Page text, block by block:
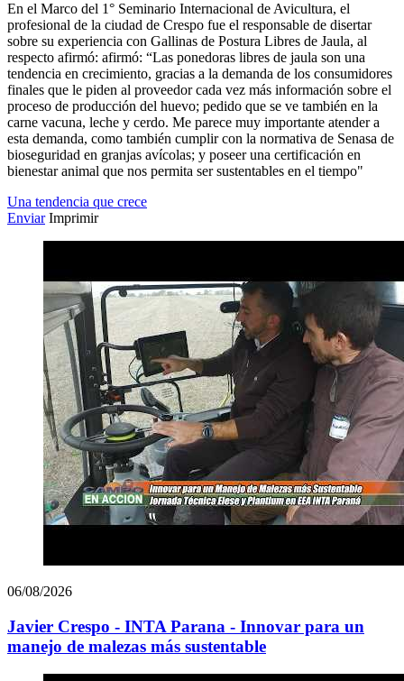
En el Marco del 1° Seminario Internacional de Avicultura, el
profesional de la ciudad de Crespo fue el responsable de disertar
sobre su experiencia con Gallinas de Postura Libres de Jaula, al
respecto afirmó: afirmó: “Las ponedoras libres de jaula son una
tendencia en crecimiento, gracias a la demanda de los consumidores
finales que le piden al proveedor cada vez más información sobre el
proceso de producción del huevo; pedido que se ve también en la
carne vacuna, leche y cerdo. Me parece muy importante atender a
esta demanda, como también cumplir con la normativa de Senasa de
bioseguridad en granjas avícolas; y poseer una certificación en
bienestar animal que nos permita ser sustentables en el tiempo"
Una tendencia que crece
Enviar Imprimir
06/08/2026
Javier Crespo - INTA Parana - Innovar para un
manejo de malezas más sustentable